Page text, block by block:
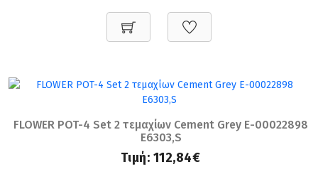
FLOWER POT-4 Set 2 τεμαχίων Cement Grey Ε-00022898
Ε6303,S
Τιμή: 112,84€